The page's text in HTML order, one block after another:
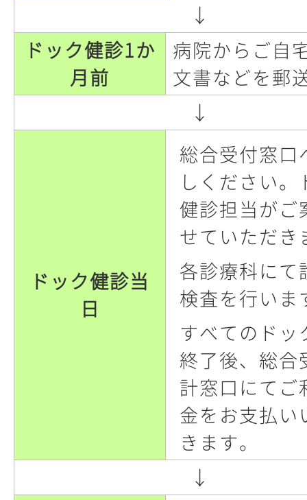
↓
ドック健診1か
月前
病院からご自
文書などを郵
↓
ドック健診当
日
総合受付窓口
しください。
健診担当がご
せていただき
各診療科にて
検査を行いま
すべてのドッ
終了後、総合
計窓口にてご
金をお支払い
きます。
↓